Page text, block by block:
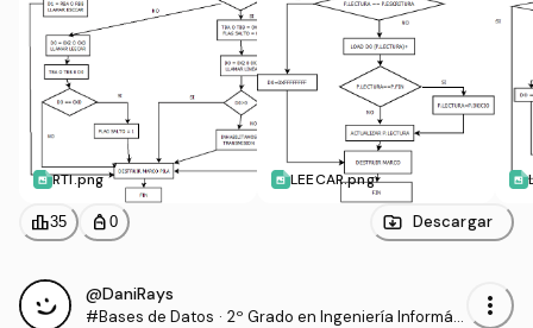
RTI.png LEECAR.png
leaderboard35 personal_bag 0 Descargar
@DaniRays
#Bases de Datos · 2º Grado en Ingeniería Informáti
more_vert